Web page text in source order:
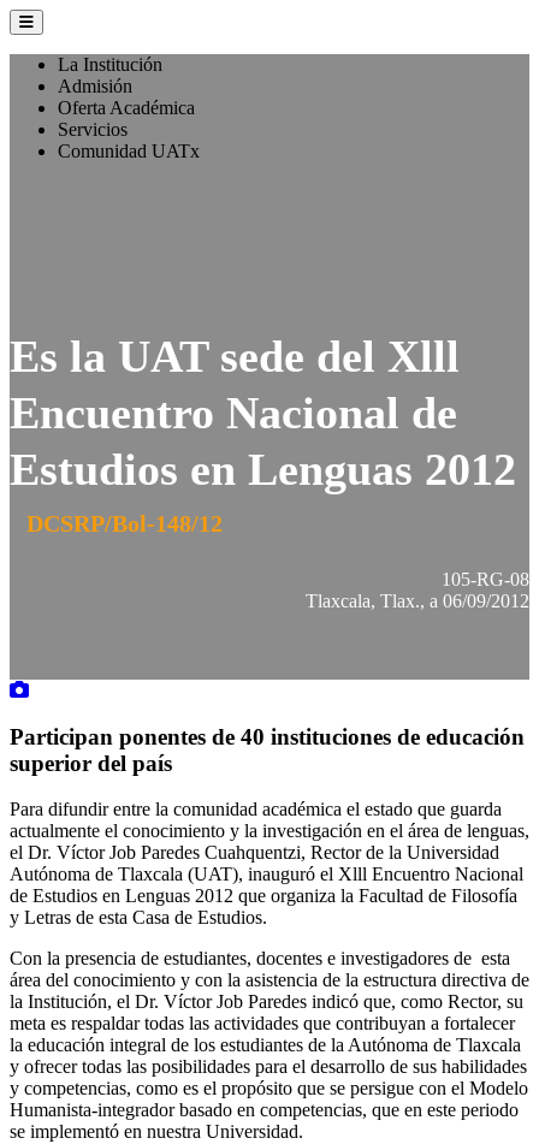
La Institución
Admisión
Oferta Académica
Servicios
Comunidad UATx
Es la UAT sede del Xlll
Encuentro Nacional de
Estudios en Lenguas 2012
DCSRP/Bol-148/12
105-RG-08
Tlaxcala, Tlax., a 06/09/2012
Participan ponentes de 40 instituciones de educación
superior del país
Para difundir entre la comunidad académica el estado que guarda
actualmente el conocimiento y la investigación en el área de lenguas,
el Dr. Víctor Job Paredes Cuahquentzi, Rector de la Universidad
Autónoma de Tlaxcala (UAT), inauguró el Xlll Encuentro Nacional
de Estudios en Lenguas 2012 que organiza la Facultad de Filosofía
y Letras de esta Casa de Estudios.
Con la presencia de estudiantes, docentes e investigadores de esta
área del conocimiento y con la asistencia de la estructura directiva de
la Institución, el Dr. Víctor Job Paredes indicó que, como Rector, su
meta es respaldar todas las actividades que contribuyan a fortalecer
la educación integral de los estudiantes de la Autónoma de Tlaxcala
y ofrecer todas las posibilidades para el desarrollo de sus habilidades
y competencias, como es el propósito que se persigue con el Modelo
Humanista-integrador basado en competencias, que en este periodo
se implementó en nuestra Universidad.